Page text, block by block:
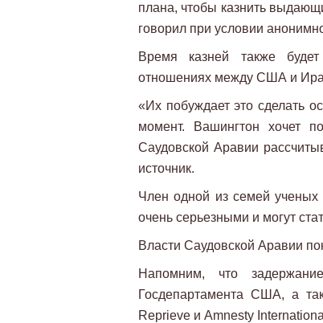
плана, чтобы казнить
говорил при условии
Время казней также
отношениях между США и
«Их побуждает это сделать
момент. Вашингтон хочет
Саудовской Аравии
источник.
Член одной из семей ученых
очень серьезными и могут
Власти Саудовской Аравии
Напомним, что
Госдепартамента США, а
Reprieve и Amnesty